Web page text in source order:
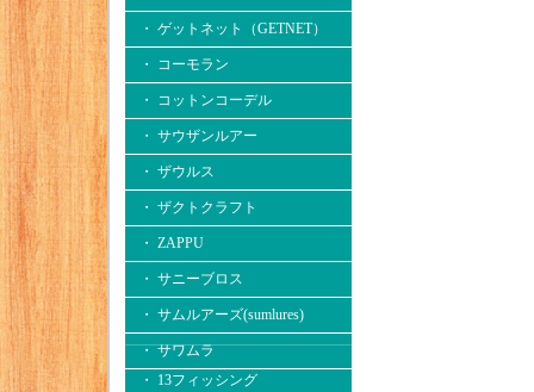
・ ゲットネット（GETNET）
・ コーモラン
・ コットンコーデル
・ サウザンルアー
・ ザウルス
・ ザクトクラフト
・ ZAPPU
・ サニーブロス
・ サムルアーズ(sumlures)
・ サワムラ
・ 13フィッシング